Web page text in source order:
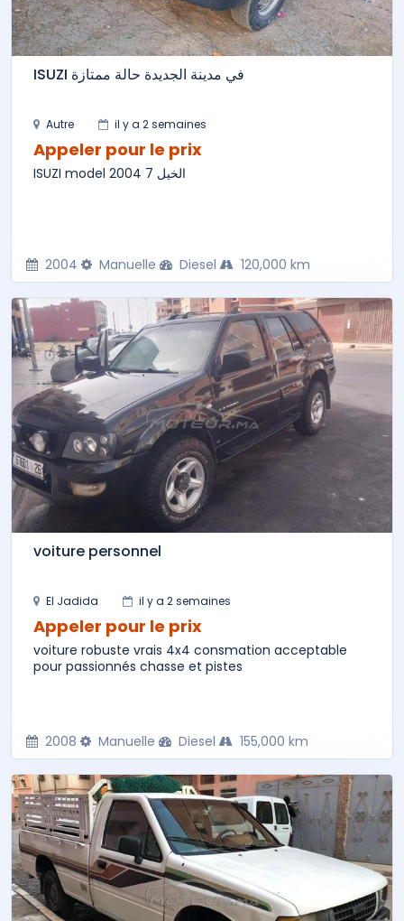
ISUZI في مدينة الجديدة حالة ممتازة
Autre il y a 2 semaines
Appeler pour le prix
ISUZI model 2004 7 الخيل
2004 Manuelle Diesel 120,000 km
voiture personnel
El Jadida il y a 2 semaines
Appeler pour le prix
voiture robuste vrais 4x4 consmation acceptable
pour passionnés chasse et pistes
2008 Manuelle Diesel 155,000 km